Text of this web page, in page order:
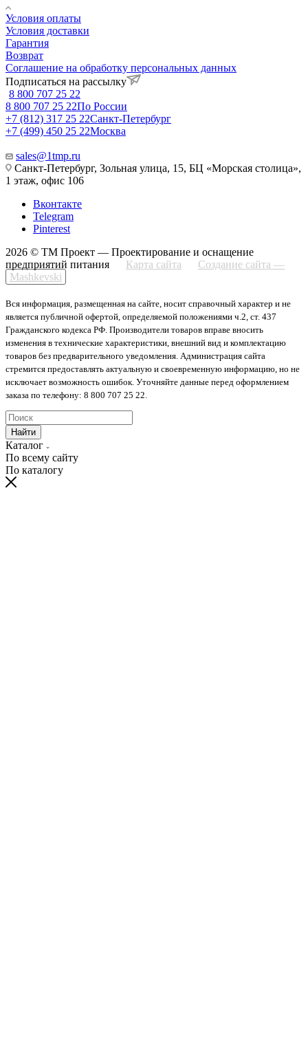
Условия оплаты
Условия доставки
Гарантия
Возврат
Соглашение на обработку персональных данных
Подписаться на рассылку
8 800 707 25 22
8 800 707 25 22По России
+7 (812) 317 25 22Санкт-Петербург
+7 (499) 450 25 22Москва
sales@1tmp.ru
Санкт-Петербург, Зольная улица, 15, БЦ «Морская столица»,
1 этаж, офис 106
Вконтакте
Telegram
Pinterest
2026 © ТМ Проект — Проектирование и оснащение
предприятий питания
Карта сайта
Создание сайта —
Mashkevski
Вся информация, размещенная на сайте, носит справочный характер и не
является публичной офертой, определяемой положениями ч.2, ст. 437
Гражданского кодекса РФ. Производители товаров вправе вносить
изменения в технические характеристики, внешний вид и комплектацию
товаров без предварительного уведомления. Администрация сайта
стремится предоставлять актуальную и своевременную информацию, но не
исключает возможность ошибок. Уточняйте данные перед оформлением
заказа по телефону: 8 800 707 25 22.
Найти
Каталог
По всему сайту
По каталогу